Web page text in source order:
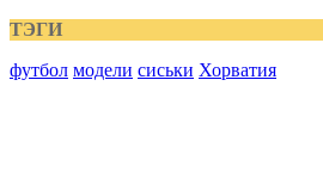
ТЭГИ
футбол модели сиськи Хорватия